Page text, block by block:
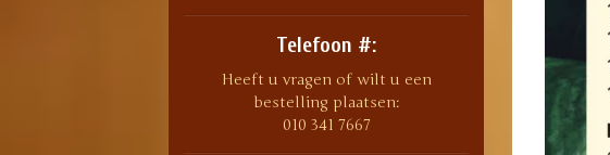
Telefoon #:
Heeft u vragen of wilt u een
bestelling plaatsen:
010 341 7667